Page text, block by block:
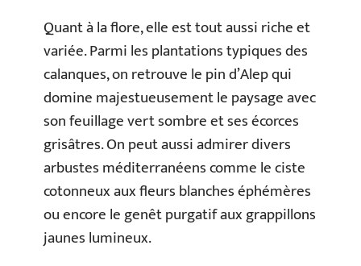
Quant à la flore, elle est tout aussi riche et
variée. Parmi les plantations typiques des
calanques, on retrouve le pin d’Alep qui
domine majestueusement le paysage avec
son feuillage vert sombre et ses écorces
grisâtres. On peut aussi admirer divers
arbustes méditerranéens comme le ciste
cotonneux aux fleurs blanches éphémères
ou encore le genêt purgatif aux grappillons
jaunes lumineux.